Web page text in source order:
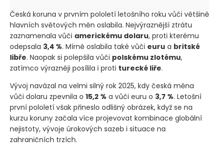
Česká koruna v prvním pololetí letošního roku vůči většině
hlavních světových měn oslabila. Nejvýraznější ztrátu
zaznamenala vůči americkému dolaru, proti kterému
odepsala 3,4 %. Mírně oslabila také vůči euru a britské
libře. Naopak si polepšila vůči polskému zlotému,
zatímco výrazněji posílila i proti turecké liře.
Vývoj navázal na velmi silný rok 2025, kdy česká měna
vůči dolaru zpevnila o 15,2 % a vůči euru o 3,7 %. Letošní
první pololetí však přineslo odlišný obrázek, když se na
kurzu koruny začala více projevovat kombinace globální
nejistoty, vývoje úrokových sazeb i situace na
zahraničních trzích.